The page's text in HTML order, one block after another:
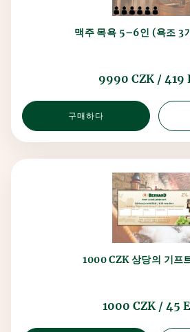
맥주 목욕 5–6인 (욕조 3
9990 CZK / 419
구매하다
1000 CZK 상당의 기프
1000 CZK / 45